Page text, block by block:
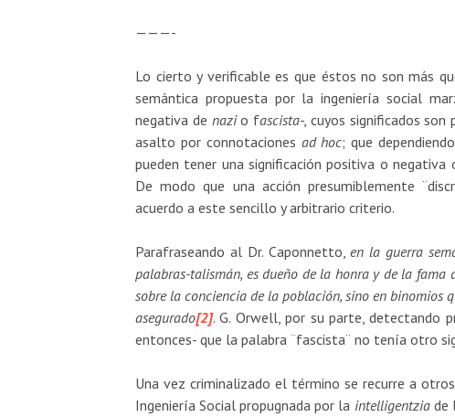
———-
Lo cierto y verificable es que éstos no son más
semántica propuesta por la ingeniería social
negativa de nazio fascista-, cuyos significados
asalto por connotaciones ad hoc; que dependiendo
pueden tener una significación positiva o
De modo que una acción presumiblemente
acuerdo a este sencillo y arbitrario criterio.
Parafraseando al Dr. Caponnetto,en la guerra
palabras-talismán, es dueño de la honra y de la fama
sobre la conciencia de la población, sino en binomios
asegurado[2]. G. Orwell, por su parte, detectando
entonces- que la palabra ¨fascista¨ no tenía otro
Una vez criminalizado el término se recurre a
Ingeniería Social propugnada por la intelligentzia de